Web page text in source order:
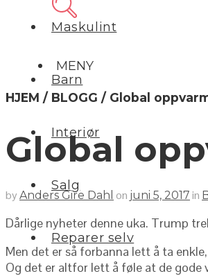
MENY
Maskulint
Barn
Interiør
Salg
Reparer selv
HJEM / BLOGG / Global
Global
by Anders Gire Dahl on juni 5, 2017 in
Dårlige nyheter denne uka. Trump
Men det er så forbanna lett å ta
Og det er altfor lett å føle at de gode